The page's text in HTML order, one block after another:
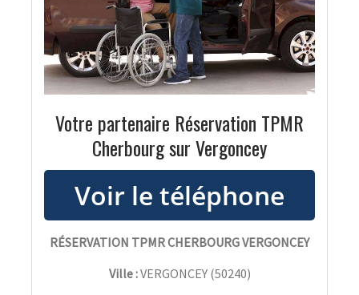
Votre partenaire Réservation TPMR
Cherbourg sur Vergoncey
RÉSERVATION TPMR CHERBOURG VERGONCEY
Ville :VERGONCEY(50240)